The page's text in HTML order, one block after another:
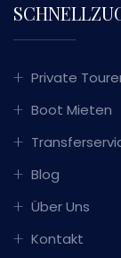
Private
Boot Mieten
Blog
Über Uns
Kontakt